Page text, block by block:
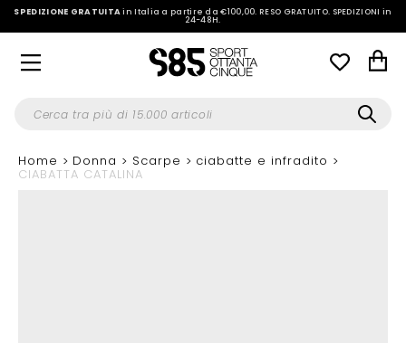
SPEDIZIONE GRATUITAin Italia a partire da €100,00.RESO GRATUITO. SPEDIZIONI in
24-48H.
Home Donna Scarpe ciabatte e infradito
CIABATTA CATALINA